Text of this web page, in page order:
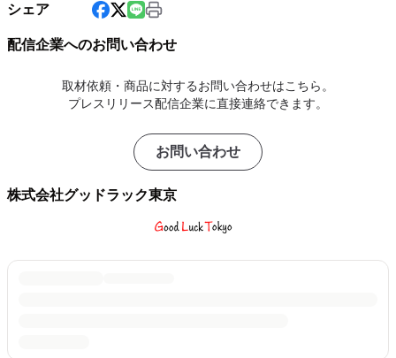
シェア
配信企業へのお問い合わせ
取材依頼・商品に対するお問い合わせはこちら。
プレスリリース配信企業に直接連絡できます。
お問い合わせ
株式会社グッドラック東京